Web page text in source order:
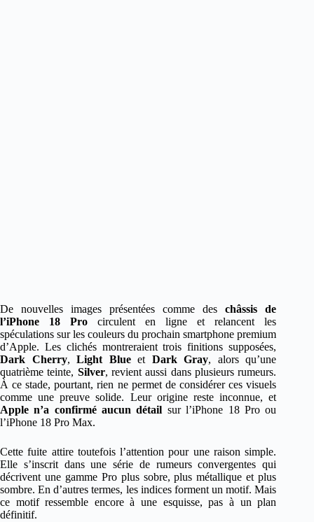
De nouvelles images présentées comme deschâssis de
l’iPhone 18 Pro circulent en ligne et relancent les
spéculations sur les couleurs du prochain smartphone premium
d’Apple. Les clichés montreraient trois finitions supposées,
Dark Cherry,Light Blueet Dark Gray, alors qu’une
quatrième teinte, Silver, revient aussi dans plusieurs rumeurs.
À ce stade, pourtant, rien ne permet de considérer ces visuels
comme une preuve solide. Leur origine reste inconnue, et
Apple n’a confirmé aucun détail sur l’iPhone 18 Pro ou
l’iPhone 18 Pro Max.
Cette fuite attire toutefois l’attention pour une raison simple.
Elle s’inscrit dans une série de rumeurs convergentes qui
décrivent une gamme Pro plus sobre, plus métallique et plus
sombre. En d’autres termes, les indices forment un motif. Mais
ce motif ressemble encore à une esquisse, pas à un plan
définitif.